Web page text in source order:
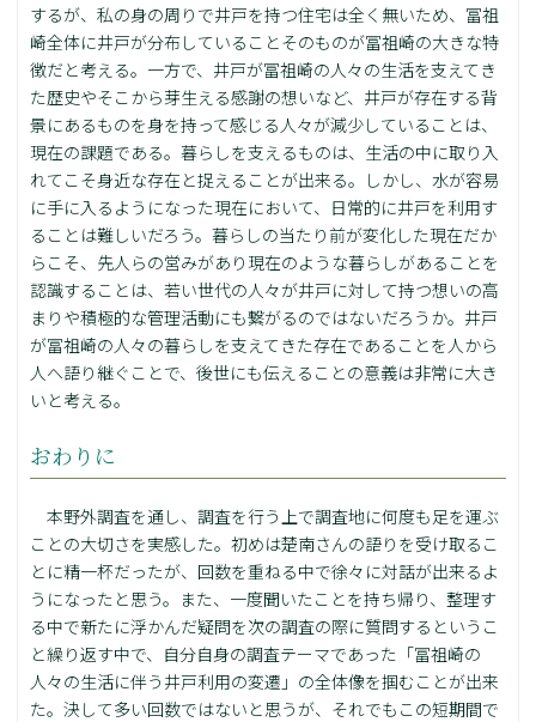
するが、私の身の周りで井戸を持つ住宅は全く無いため、冨祖
崎全体に井戸が分布していることそのものが冨祖崎の大きな特
徴だと考える。一方で、井戸が冨祖崎の人々の生活を支えてき
た歴史やそこから芽生える感謝の想いなど、井戸が存在する背
景にあるものを身を持って感じる人々が減少していることは、
現在の課題である。暮らしを支えるものは、生活の中に取り入
れてこそ身近な存在と捉えることが出来る。しかし、水が容易
に手に入るようになった現在において、日常的に井戸を利用す
ることは難しいだろう。暮らしの当たり前が変化した現在だか
らこそ、先人らの営みがあり現在のような暮らしがあることを
認識することは、若い世代の人々が井戸に対して持つ想いの高
まりや積極的な管理活動にも繋がるのではないだろうか。井戸
が冨祖崎の人々の暮らしを支えてきた存在であることを人から
人へ語り継ぐことで、後世にも伝えることの意義は非常に大き
いと考える。
おわりに
本野外調査を通し、調査を行う上で調査地に何度も足を運ぶ
ことの大切さを実感した。初めは楚南さんの語りを受け取るこ
とに精一杯だったが、回数を重ねる中で徐々に対話が出来るよ
うになったと思う。また、一度聞いたことを持ち帰り、整理す
る中で新たに浮かんだ疑問を次の調査の際に質問するというこ
と繰り返す中で、自分自身の調査テーマであった「冨祖崎の
人々の生活に伴う井戸利用の変遷」の全体像を掴むことが出来
た。決して多い回数ではないと思うが、それでもこの短期間で